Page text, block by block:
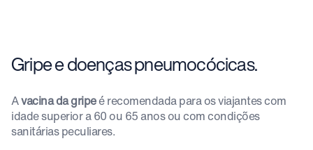
Gripe e doenças pneumocócicas.
Avacina da gripeé recomendada para os viajantes com
idade superior a 60 ou 65 anos ou com condições
sanitárias peculiares.